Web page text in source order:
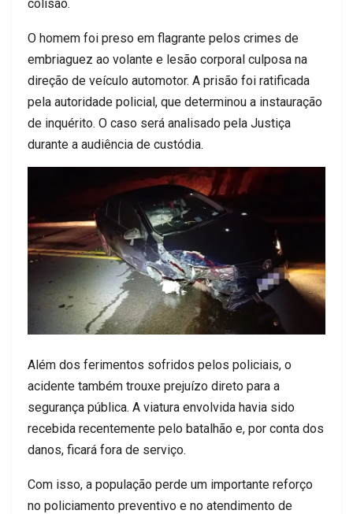
colisão.
O homem foi preso em flagrante pelos crimes de
embriaguez ao volante e lesão corporal culposa na
direção de veículo automotor. A prisão foi ratificada
pela autoridade policial, que determinou a instauração
de inquérito. O caso será analisado pela Justiça
durante a audiência de custódia.
Além dos ferimentos sofridos pelos policiais, o
acidente também trouxe prejuízo direto para a
segurança pública. A viatura envolvida havia sido
recebida recentemente pelo batalhão e, por conta dos
danos, ficará fora de serviço.
Com isso, a população perde um importante reforço
no policiamento preventivo e no atendimento de